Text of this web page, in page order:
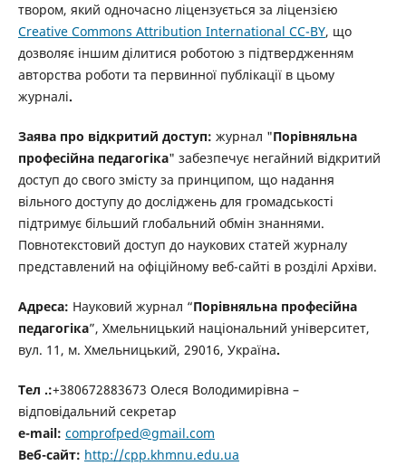
твором, який одночасно ліцензується за ліцензією
Creative Commons Attribution International CC-BY, що
дозволяє іншим ділитися роботою з підтвердженням
авторства роботи та первинної публікації в цьому
журналі.
Заява про відкритий доступ: журнал "Порівняльна
професійна педагогіка" забезпечує негайний відкритий
доступ до свого змісту за принципом, що надання
вільного доступу до досліджень для громадськості
підтримує більший глобальний обмін знаннями.
Повнотекстовий доступ до наукових статей журналу
представлений на офіційному веб-сайті в розділі Архіви.
Адреса: Науковий журнал “Порівняльна професійна
педагогіка”, Хмельницький національний університет,
вул. 11, м. Хмельницький, 29016, Україна.
Тел .:+380672883673 Олеся Володимирівна –
відповідальний секретар
e-mail: comprofped@gmail.com
Веб-сайт: http://cpp.khmnu.edu.ua